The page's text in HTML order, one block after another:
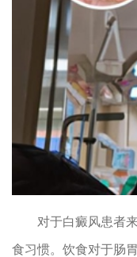
对于白癜风患者来
食习惯。饮食对于肠